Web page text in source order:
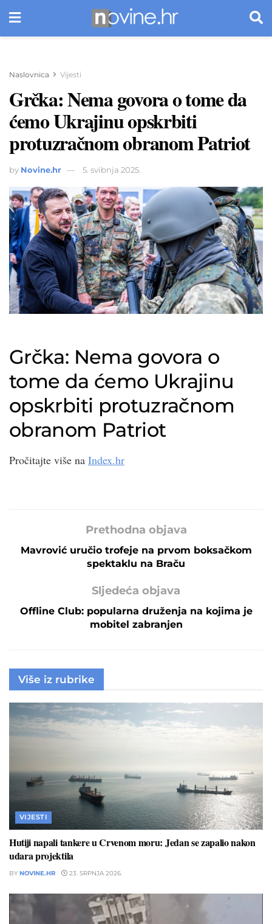
Naslovnica Vijesti
Grčka: Nema govora o tome da
ćemo Ukrajinu opskrbiti
protuzračnom obranom Patriot
by Novine.hr 5. svibnja 2025.
Grčka: Nema govora o
tome da ćemo Ukrajinu
opskrbiti protuzračnom
obranom Patriot
Pročitajte više na Index.hr
Prethodna objava
Mavrović uručio trofeje na prvom boksačkom
spektaklu na Braču
Sljedeća objava
Offline Club: popularna druženja na kojima je
mobitel zabranjen
Više iz rubrike
VIJESTI
Hutiji napali tankere u Crvenom moru: Jedan se zapalio nakon
udara projektila
BY NOVINE.HR 23. SRPNJA 2026.